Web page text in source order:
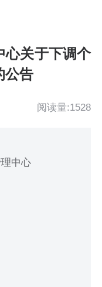
心关于下调个
公告
阅读量:1528
中心